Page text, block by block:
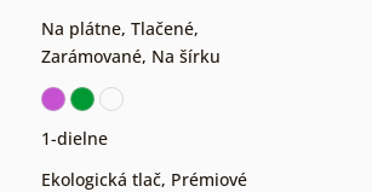
Na plátne, Tlačené,
Zarámované, Na šírku
1-dielne
Ekologická tlač, Prémiové